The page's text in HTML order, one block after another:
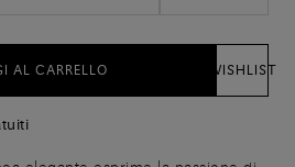
AL CARRELLO WISHLIST